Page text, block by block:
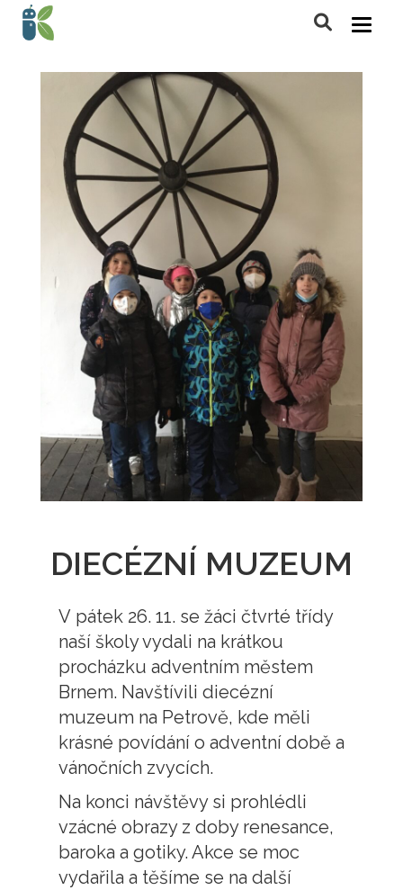
DIECÉZNÍ MUZEUM
V pátek 26. 11. se žáci čtvrté třídy
naší školy vydali na krátkou
procházku adventním městem
Brnem. Navštívili diecézní
muzeum na Petrově, kde měli
krásné povídání o adventní době a
vánočních zvycích.
Na konci návštěvy si prohlédli
vzácné obrazy z doby renesance,
baroka a gotiky. Akce se moc
vydařila a těšíme se na další